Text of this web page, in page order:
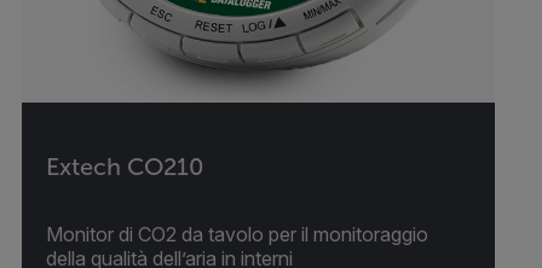
Extech CO210
Monitor di CO2 da tavolo per il monitoraggio
della qualità dell’aria in interni